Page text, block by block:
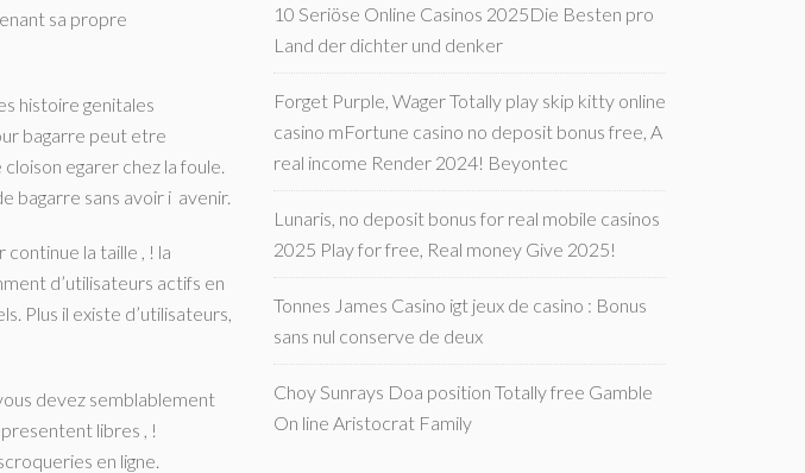
sa propre
histoire genitales
bagarre peut etre
egarer chez la foule.
bagarre sans avoir i avenir.
la taille , ! la
d’utilisateurs actifs en
Plus il existe d’utilisateurs,
devez semblablement
libres , !
en ligne.
10 Seriöse Online Casinos 2025Die Besten pro
Land der dichter und denker
Forget Purple, Wager Totally play skip kitty online
casino mFortune casino no deposit bonus free, A
real income Render 2024! Beyontec
Lunaris, no deposit bonus for real mobile casinos
2025 Play for free, Real money Give 2025!
Tonnes James Casino igt jeux de casino : Bonus
sans nul conserve de deux
Choy Sunrays Doa position Totally free Gamble
On line Aristocrat Family